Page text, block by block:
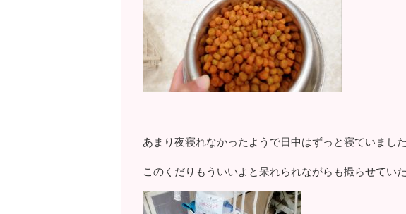
あまり夜寝れなかったようで日中はずっと寝ていました
このくだりもういいよと呆れられながらも撮らせてい